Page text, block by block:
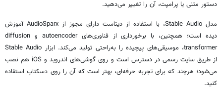
دستور متنی یا پرامپت، آن را تغییر می‌دهید.
مدل Stable Audio، با استفاده از دیتاست دارای مجوز از AudioSparx آموزش
دیده است؛ همچنین، با برخورداری از فناوری‌های autoencoder و diffusion
transformer، موسیقی‌های پیچیده را به‌راحتی تولید می‌کند. ابزار Stable Audio
از طریق سایت رسمی در دسترس است و روی گوشی‌های اندروید و iOS هم نصب
می‌شود؛ هرچند که برای تجربه حرفه‌ای، بهتر است که آن را روی دسکتاپ استفاده
کنید.